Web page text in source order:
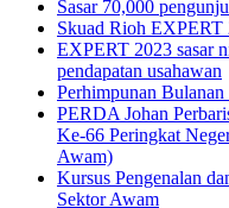
Sasar 70,000
Skuad Rioh EXPERT
EXPERT 2023 sasar
pendapatan usahawan
Perhimpunan Bulanan
PERDA Johan
Ke-66 Peringkat
Awam)
Kursus Pengenalan
Sektor Awam